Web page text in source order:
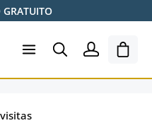
GRATUITO
El